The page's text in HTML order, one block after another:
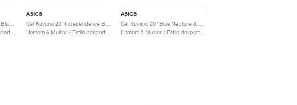
Homem & Mulher / Estilo desportivo / Sapatos
ASICS
Homem & Mulher / Estilo desportivo / Sapatos
ASICS